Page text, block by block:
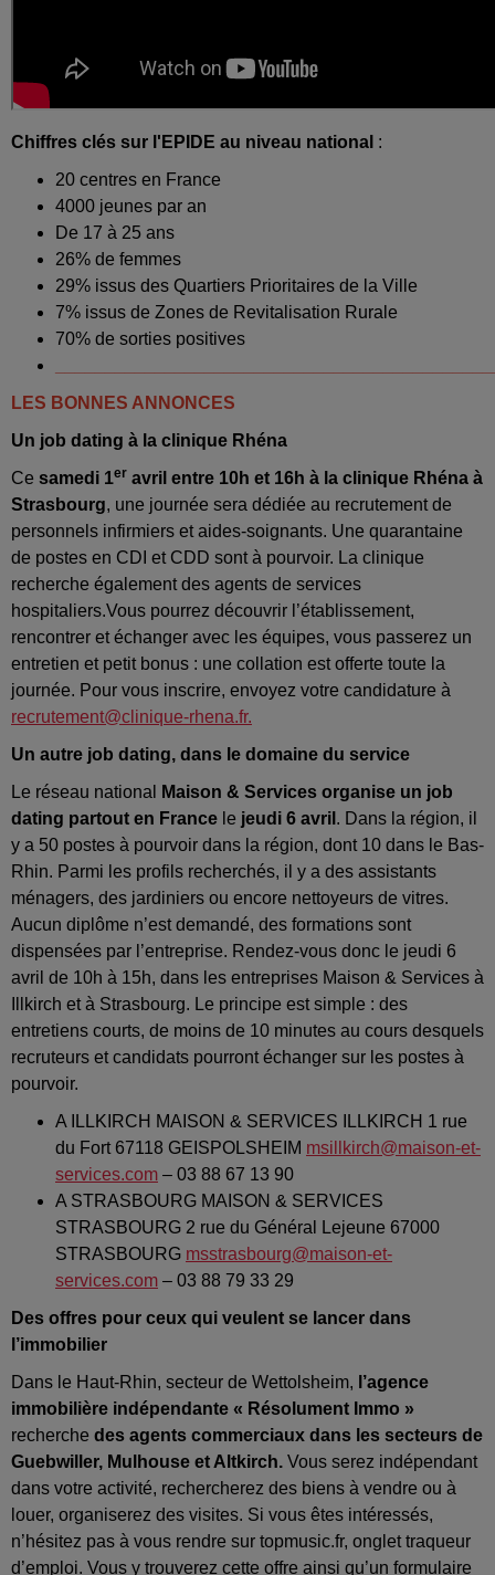
Chiffres clés sur l'EPIDE au niveau national :
20 centres en France
4000 jeunes par an
De 17 à 25 ans
26% de femmes
29% issus des Quartiers Prioritaires de la Ville
7% issus de Zones de Revitalisation Rurale
70% de sorties positives
LES BONNES ANNONCES
Un job dating à la clinique Rhéna
Ce samedi 1er avril entre 10h et 16h à la clinique Rhéna à
Strasbourg, une journée sera dédiée au recrutement de
personnels infirmiers et aides-soignants. Une quarantaine
de postes en CDI et CDD sont à pourvoir. La clinique
recherche également des agents de services
hospitaliers.Vous pourrez découvrir l’établissement,
rencontrer et échanger avec les équipes, vous passerez un
entretien et petit bonus : une collation est offerte toute la
journée. Pour vous inscrire, envoyez votre candidature à
recrutement@clinique-rhena.fr.
Un autre job dating, dans le domaine du service
Le réseau national
Maison & Services organise un job
dating partout en France le jeudi 6 avril . Dans la région, il
y a 50 postes à pourvoir dans la région, dont 10 dans le Bas-
Rhin. Parmi les profils recherchés, il y a des assistants
ménagers, des jardiniers ou encore nettoyeurs de vitres.
Aucun diplôme n’est demandé, des formations sont
dispensées par l’entreprise. Rendez-vous donc le jeudi 6
avril de 10h à 15h, dans les entreprises Maison & Services à
Illkirch et à Strasbourg. Le principe est simple : des
entretiens courts, de moins de 10 minutes au cours desquels
recruteurs et candidats pourront échanger sur les postes à
pourvoir.
A ILLKIRCH MAISON & SERVICES ILLKIRCH 1 rue
du Fort 67118 GEISPOLSHEIM msillkirch@maison-et-
services.com – 03 88 67 13 90
A STRASBOURG MAISON & SERVICES
STRASBOURG 2 rue du Général Lejeune 67000
STRASBOURG msstrasbourg@maison-et-
services.com – 03 88 79 33 29
Des offres pour ceux qui veulent se lancer dans
l’immobilier
Dans le Haut-Rhin, secteur de Wettolsheim, l’agence
immobilière indépendante « Résolument Immo »
recherche des agents commerciaux dans les secteurs de
Guebwiller, Mulhouse et Altkirch. Vous serez indépendant
dans votre activité, rechercherez des biens à vendre ou à
louer, organiserez des visites. Si vous êtes intéressés,
n’hésitez pas à vous rendre sur topmusic.fr, onglet traqueur
d’emploi. Vous y trouverez cette offre ainsi qu’un formulaire